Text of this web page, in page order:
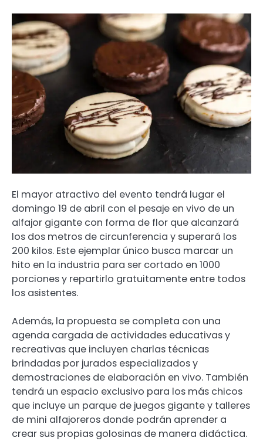
El mayor atractivo del evento tendrá lugar el
domingo 19 de abril con el pesaje en vivo de un
alfajor gigante con forma de flor que alcanzará
los dos metros de circunferencia y superará los
200 kilos. Este ejemplar único busca marcar un
hito en la industria para ser cortado en 1000
porciones y repartirlo gratuitamente entre todos
los asistentes.
Además, la propuesta se completa con una
agenda cargada de actividades educativas y
recreativas que incluyen charlas técnicas
brindadas por jurados especializados y
demostraciones de elaboración en vivo. También
tendrá un espacio exclusivo para los más chicos
que incluye un parque de juegos gigante y talleres
de mini alfajoreros donde podrán aprender a
crear sus propias golosinas de manera didáctica.